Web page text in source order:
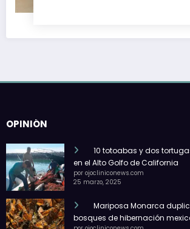
OPINIÓN
10 totoabas y dos
en el Alto Golfo de California
por ojocliniconews.com
25 marzo, 2025
Mariposa Monarca
bosques de hibernación